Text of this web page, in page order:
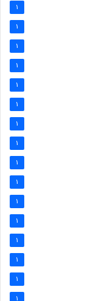
1
1
1
1
1
1
1
1
1
1
1
1
1
1
1
1